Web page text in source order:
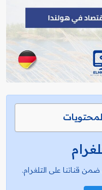
قناتنا على التلغرام.